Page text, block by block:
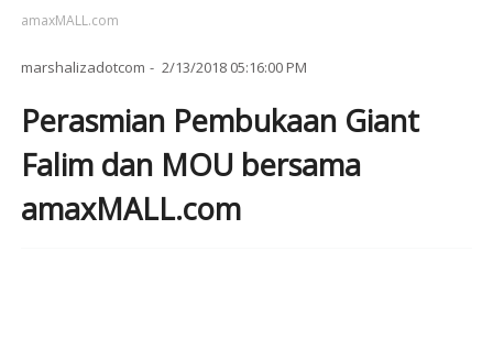
amaxMALL.com
marshalizadotcom 2/13/2018 05:16:00 PM
Perasmian Pembukaan Giant
Falim dan MOU bersama
amaxMALL.com